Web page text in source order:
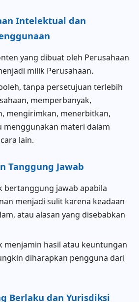
Intelektual dan
yang dibuat oleh Perusahaan
milik Perusahaan.
tanpa persetujuan terlebih
memperbanyak,
mengirimkan, menerbitkan,
menggunakan materi dalam
lain.
Tanggung Jawab
bertanggung jawab apabila
menjadi sulit karena keadaan
atau alasan yang disebabkan
menjamin hasil atau keuntungan
diharapkan pengguna dari
Berlaku dan Yurisdiksi